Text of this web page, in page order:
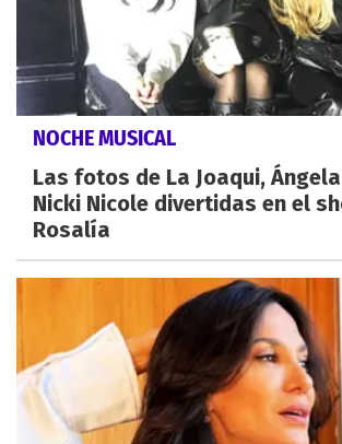
NOCHE MUSICAL
Las fotos de La Joaqui,
Nicki Nicole divertidas en el
Rosalía